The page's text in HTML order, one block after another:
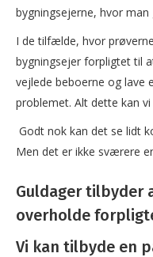
bygningsejerne, hvor
I de tilfælde, hvor
bygningsejer forpligtet til
vejlede beboerne og lave
problemet. Alt dette kan
Godt nok kan det se lidt
Men det er ikke sværere
Guldager tilbyder
overholde
Vi kan tilbyde en